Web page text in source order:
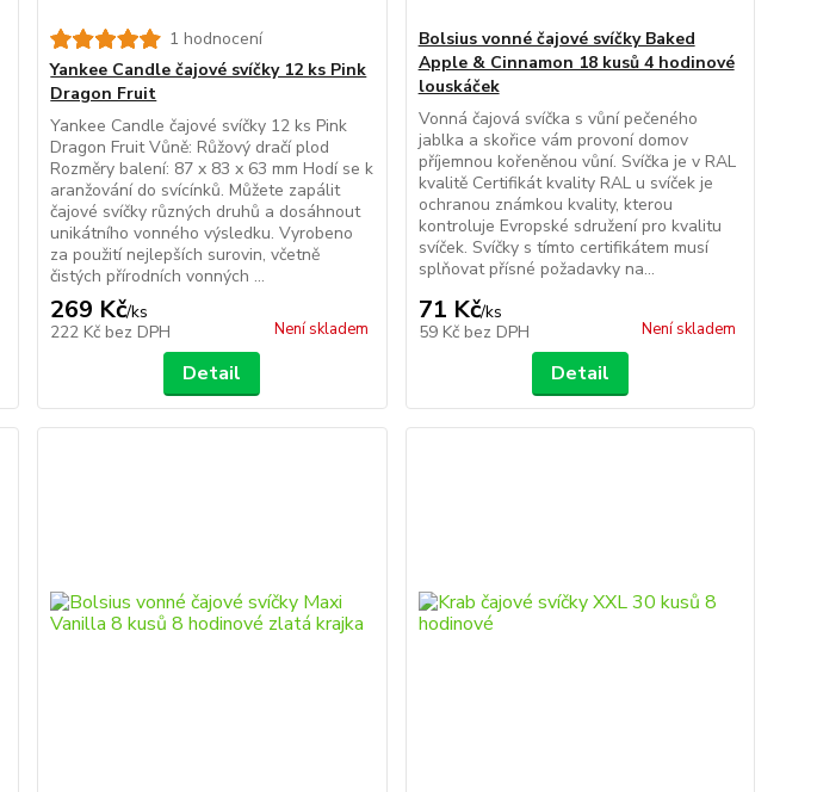
1 hodnocení
Yankee Candle čajové svíčky 12 ks Pink
Dragon Fruit
Yankee Candle čajové svíčky 12 ks Pink
Dragon Fruit Vůně: Růžový dračí plod
Rozměry balení: 87 x 83 x 63 mm Hodí se k
aranžování do svícínků. Můžete zapálit
čajové svíčky různých druhů a dosáhnout
unikátního vonného výsledku. Vyrobeno
za použití nejlepších surovin, včetně
čistých přírodních vonných ...
269 Kč/ks
222 Kč bez DPH Není skladem
Detail
Bolsius vonné čajové svíčky Baked
Apple & Cinnamon 18 kusů 4 hodinové
louskáček
Vonná čajová svíčka s vůní pečeného
jablka a skořice vám provoní domov
příjemnou kořeněnou vůní. Svíčka je v RAL
kvalitě Certifikát kvality RAL u svíček je
ochranou známkou kvality, kterou
kontroluje Evropské sdružení pro kvalitu
svíček. Svíčky s tímto certifikátem musí
splňovat přísné požadavky na...
71 Kč/ks
59 Kč bez DPH Není skladem
Detail